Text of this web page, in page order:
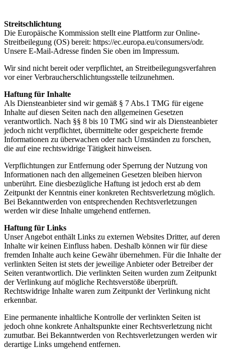
Streitschlichtung
Die Europäische Kommission stellt eine Plattform zur Online-
Streitbeilegung (OS) bereit: https://ec.europa.eu/consumers/odr.
Unsere E-Mail-Adresse finden Sie oben im Impressum.
Wir sind nicht bereit oder verpflichtet, an Streitbeilegungsverfahren
vor einer Verbraucherschlichtungsstelle teilzunehmen.
Haftung für Inhalte
Als Diensteanbieter sind wir gemäß § 7 Abs.1 TMG für eigene
Inhalte auf diesen Seiten nach den allgemeinen Gesetzen
verantwortlich. Nach §§ 8 bis 10 TMG sind wir als Diensteanbieter
jedoch nicht verpflichtet, übermittelte oder gespeicherte fremde
Informationen zu überwachen oder nach Umständen zu forschen,
die auf eine rechtswidrige Tätigkeit hinweisen.
Verpflichtungen zur Entfernung oder Sperrung der Nutzung von
Informationen nach den allgemeinen Gesetzen bleiben hiervon
unberührt. Eine diesbezügliche Haftung ist jedoch erst ab dem
Zeitpunkt der Kenntnis einer konkreten Rechtsverletzung möglich.
Bei Bekanntwerden von entsprechenden Rechtsverletzungen
werden wir diese Inhalte umgehend entfernen.
Haftung für Links
Unser Angebot enthält Links zu externen Websites Dritter, auf deren
Inhalte wir keinen Einfluss haben. Deshalb können wir für diese
fremden Inhalte auch keine Gewähr übernehmen. Für die Inhalte der
verlinkten Seiten ist stets der jeweilige Anbieter oder Betreiber der
Seiten verantwortlich. Die verlinkten Seiten wurden zum Zeitpunkt
der Verlinkung auf mögliche Rechtsverstöße überprüft.
Rechtswidrige Inhalte waren zum Zeitpunkt der Verlinkung nicht
erkennbar.
Eine permanente inhaltliche Kontrolle der verlinkten Seiten ist
jedoch ohne konkrete Anhaltspunkte einer Rechtsverletzung nicht
zumutbar. Bei Bekanntwerden von Rechtsverletzungen werden wir
derartige Links umgehend entfernen.